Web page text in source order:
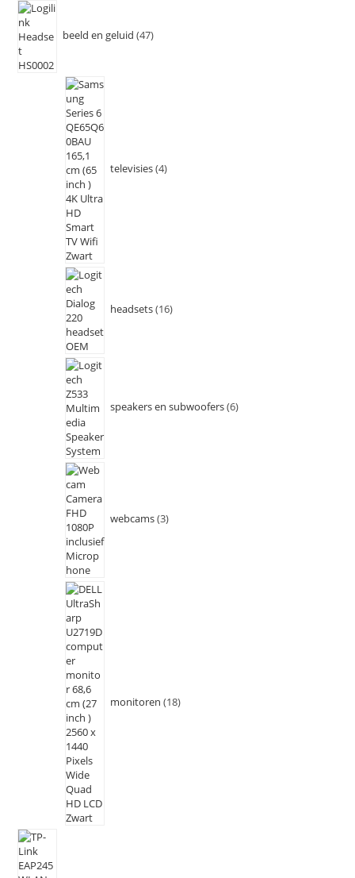
beeld en geluid 47
televisies 4
headsets 16
speakers en subwoofers 6
webcams 3
monitoren 18